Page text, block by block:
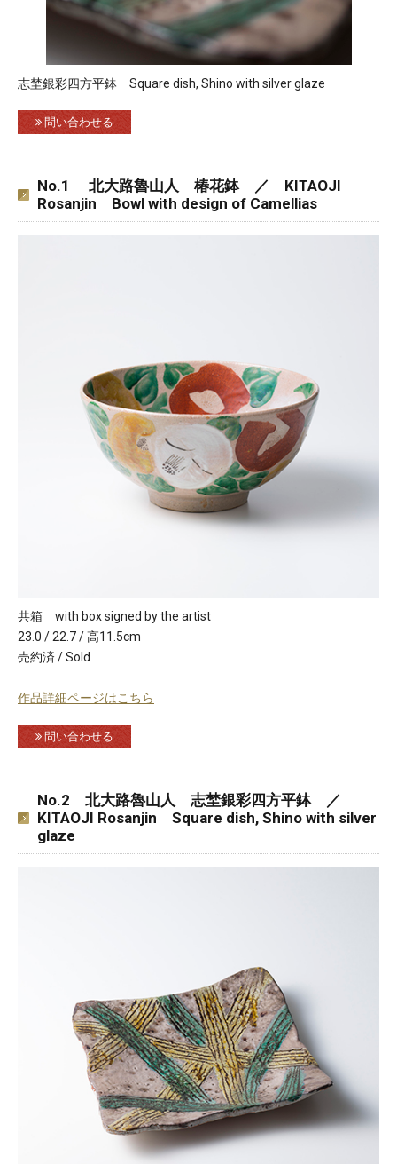
志埜銀彩四方平鉢 Square dish, Shino with silver glaze
問い合わせる
No.1 北大路魯山人 椿花鉢 ／ KITAOJI
Rosanjin Bowl with design of Camellias
共箱 with box signed by the artist
23.0 / 22.7 / 高11.5cm
売約済 / Sold
作品詳細ページはこちら
問い合わせる
No.2 北大路魯山人 志埜銀彩四方平鉢 ／
KITAOJI Rosanjin Square dish, Shino with silver
glaze